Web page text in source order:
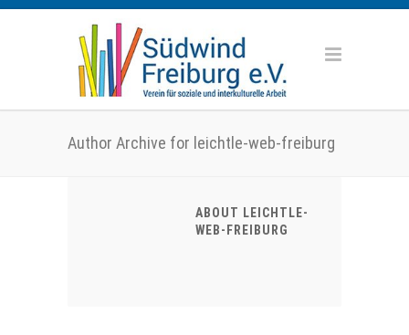
Author Archive for leichtle-web-freiburg
ABOUT LEICHTLE-
WEB-FREIBURG